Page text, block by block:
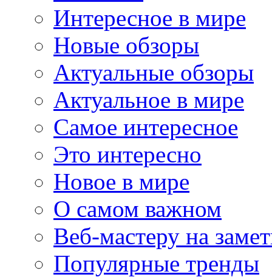
Интересное в мире
Новые обзоры
Актуальные обзоры
Актуальное в мире
Самое интересное
Это интересно
Новое в мире
О самом важном
Веб-мастеру на
Популярные тренды